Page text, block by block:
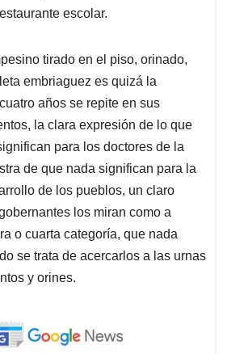
escolar.
tirado en el piso, orinado,
embriaguez es quizá la
años se repite en sus
la clara expresión de lo que
para los doctores de la
de que nada significan para la
de los pueblos, un claro
los miran como a
o cuarta categoría, que nada
se trata de acercarlos a las urnas
y orines.